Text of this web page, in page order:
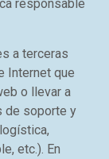
responsable
a terceras
Internet que
o llevar a
de soporte y
etc.). En